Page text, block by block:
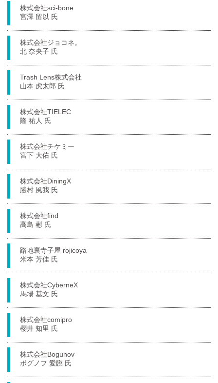
株式会社sci-bone
宮澤 留以 氏
株式会社ジョコネ。
北 奈央子 氏
Trash Lens株式会社
山本 虎太郎 氏
株式会社TIELEC
隆 祐人 氏
株式会社チケミー
宮下 大佑 氏
株式会社DiningX
勝村 風我 氏
株式会社find
高島 彬 氏
路地裏寺子屋 rojicoya
米本 芳佳 氏
株式会社CyberneX
馬場 基文 氏
株式会社comipro
櫻井 知里 氏
株式会社Bogunov
ボグノフ 愛臨 氏